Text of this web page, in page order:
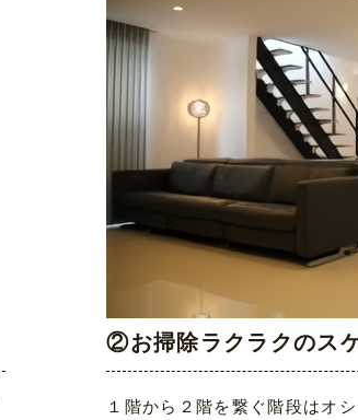
②お掃除ラクラクのス
１階から２階を繋ぐ階段はオ